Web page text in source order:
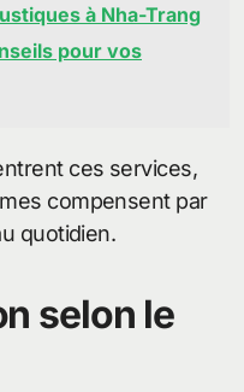
à Nha-Trang
pour vos
ces services,
compensent par
quotidien.
selon le